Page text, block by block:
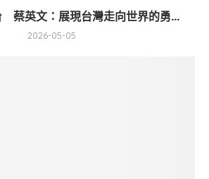
蔡英文：展現台灣走向世界的勇...
2026-05-05